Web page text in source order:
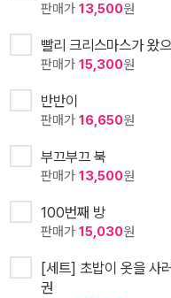
판매가 13,500원
빨리 크리스마스가 왔
판매가 15,300원
반반이
판매가 16,650원
부끄부끄 북
판매가 13,500원
100번째 방
판매가 15,030원
[세트] 초밥이 옷을 사
권